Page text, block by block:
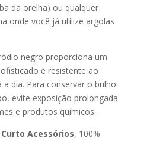
da orelha) ou qualquer
onde você já utilize argolas
negro proporciona um
e resistente ao
dia. Para conservar o brilho
evite exposição prolongada
e produtos químicos.
Curto Acessórios, 100%